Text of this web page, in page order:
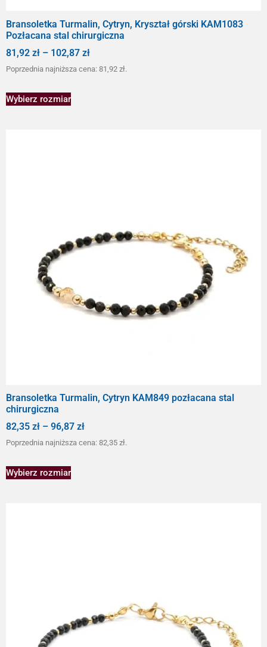
Bransoletka Turmalin, Cytryn, Kryształ górski KAM1083
Pozłacana stal chirurgiczna
81,92 zł – 102,87 zł
Poprzednia najniższa cena: 81,92 zł.
Wybierz rozmiar
Bransoletka Turmalin, Cytryn KAM849 pozłacana stal
chirurgiczna
82,35 zł – 96,87 zł
Poprzednia najniższa cena: 82,35 zł.
Wybierz rozmiar